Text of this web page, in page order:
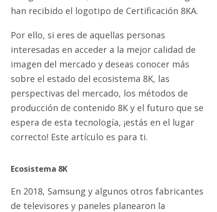
han recibido el logotipo de Certificación 8KA.
Por ello, si eres de aquellas personas
interesadas en acceder a la mejor calidad de
imagen del mercado y deseas conocer más
sobre el estado del ecosistema 8K, las
perspectivas del mercado, los métodos de
producción de contenido 8K y el futuro que se
espera de esta tecnología, ¡estás en el lugar
correcto! Este artículo es para ti.
Ecosistema 8K
En 2018, Samsung y algunos otros fabricantes
de televisores y paneles planearon la